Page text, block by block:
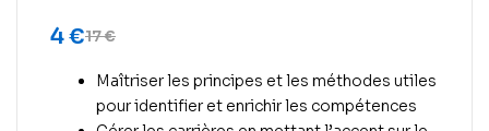
17€
4€
Maîtriser les principes et les méthodes utiles
pour identifier et enrichir les compétences